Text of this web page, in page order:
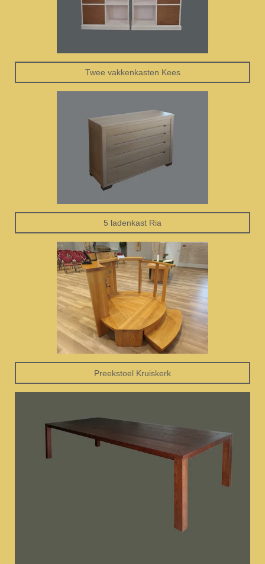
Twee vakkenkasten Kees
5 ladenkast Ria
Preekstoel Kruiskerk